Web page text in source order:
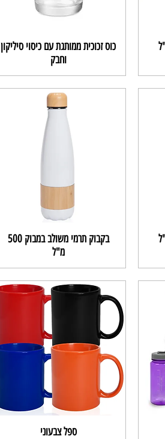
כוס זכוכית ממותגת עם כיסוי סיליקון
וחבק
בקבוק תרמי משולב במבוק 500
מ"ל
ספל צבעוני